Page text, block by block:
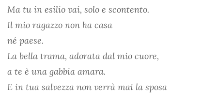
Ma tu in esilio vai, solo e scontento.
Il mio ragazzo non ha casa
né paese.
La bella trama, adorata dal mio cuore,
a te è una gabbia amara.
E in tua salvezza non verrà mai la sposa